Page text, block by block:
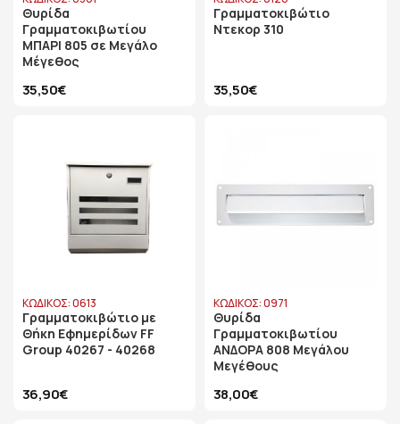
Θυρίδα
Γραμματοκιβωτίου
ΜΠΑΡΙ 805 σε Μεγάλο
Μέγεθος
35,50€
Γραμματοκιβώτιο
Ντεκορ 310
35,50€
ΚΩΔΙΚΟΣ: 0613
Γραμματοκιβώτιο με
Θήκη Εφημερίδων FF
Group 40267 - 40268
36,90€
ΚΩΔΙΚΟΣ: 0971
Θυρίδα
Γραμματοκιβωτίου
ΑΝΔΟΡΑ 808 Μεγάλου
Μεγέθους
38,00€